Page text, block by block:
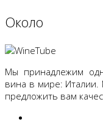
Oколо
Мы принадлежим
вина в мире:
предложить вам